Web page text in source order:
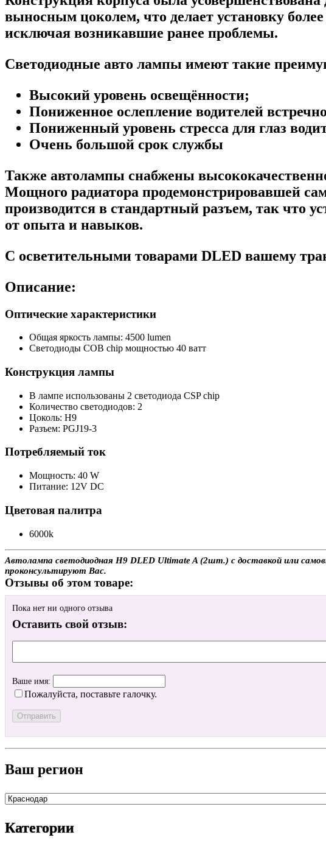
выносным цоколем, что делает установку
исключая возникавшие ранее проблемы.
Светодиодные авто лампы имеют такие
Высокий уровень освещённости;
Пониженное ослепление водителей
Пониженный уровень стресса для глаз
Очень большой срок службы
Также автолампы снабжены
Мощного радиатора продемонстрировавшей
производится в стандартный разъем, так что
от опыта и навыков.
С осветительными товарами DLED вашему
Описание:
Оптические характеристики
Общая яркость лампы: 4500 lumen
Светодиоды COB chip мощностью 40 ватт
Конструкция лампы
В лампе использованы 2 светодиода CSP chip
Количество светодиодов: 2
Цоколь: H9
Разъем: PGJ19-3
Потребляемый ток
Мощность: 40 W
Питание: 12V DC
Цветовая палитра
6000k
Автолампа светодиодная H9 DLED Ultimate A (2шт.) с доставкой или
проконсультируют Вас.
Отзывы об этом товаре:
Пока нет ни одного отзыва
Оставить свой отзыв:
Ваше имя:
Пожалуйста, поставьте галочку.
Ваш регион
Категории